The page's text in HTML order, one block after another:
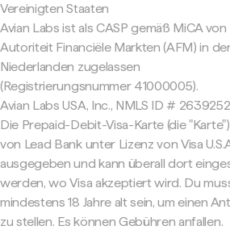
Vereinigten Staaten
Avian Labs ist als CASP gemäß MiCA
Autoriteit Financiële Markten (AFM) in
Niederlanden zugelassen
(Registrierungsnummer 41000005).
Avian Labs USA, Inc., NMLS ID # 2639252
Die Prepaid-Debit-Visa-Karte (die
von Lead Bank unter Lizenz von Visa
ausgegeben und kann überall dort
werden, wo Visa akzeptiert wird. Du
mindestens 18 Jahre alt sein, um einen
zu stellen. Es können Gebühren anfallen.